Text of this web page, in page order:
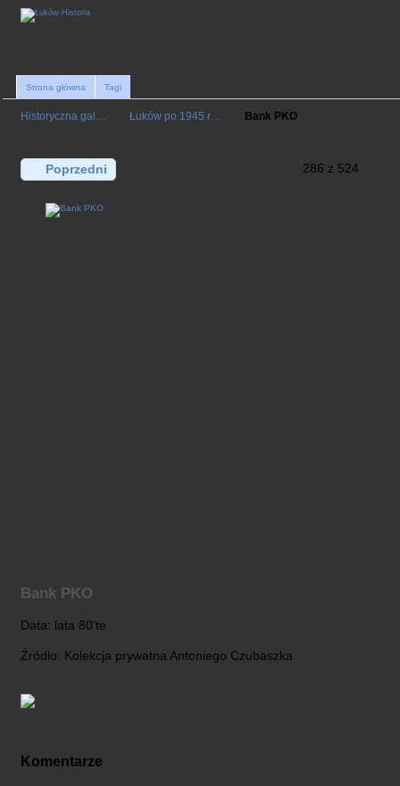
Strona główna Tagi
Historyczna gal… Łuków po 1945 r… Bank PKO
Poprzedni 286 z 524
Bank PKO
Data: lata 80'te
Źródło: Kolekcja prywatna Antoniego Czubaszka
Komentarze